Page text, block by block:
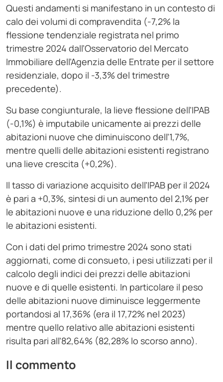
Questi andamenti si manifestano in un contesto di
calo dei volumi di compravendita (-7,2% la
flessione tendenziale registrata nel primo
trimestre 2024 dall’Osservatorio del Mercato
Immobiliare dell’Agenzia delle Entrate per il settore
residenziale, dopo il -3,3% del trimestre
precedente).
Su base congiunturale, la lieve flessione dell’IPAB
(-0,1%) è imputabile unicamente ai prezzi delle
abitazioni nuove che diminuiscono dell’1,7%,
mentre quelli delle abitazioni esistenti registrano
una lieve crescita (+0,2%).
Il tasso di variazione acquisito dell’IPAB per il 2024
è pari a +0,3%, sintesi di un aumento del 2,1% per
le abitazioni nuove e una riduzione dello 0,2% per
le abitazioni esistenti.
Con i dati del primo trimestre 2024 sono stati
aggiornati, come di consueto, i pesi utilizzati per il
calcolo degli indici dei prezzi delle abitazioni
nuove e di quelle esistenti. In particolare il peso
delle abitazioni nuove diminuisce leggermente
portandosi al 17,36% (era il 17,72% nel 2023)
mentre quello relativo alle abitazioni esistenti
risulta pari all’82,64% (82,28% lo scorso anno).
Il commento